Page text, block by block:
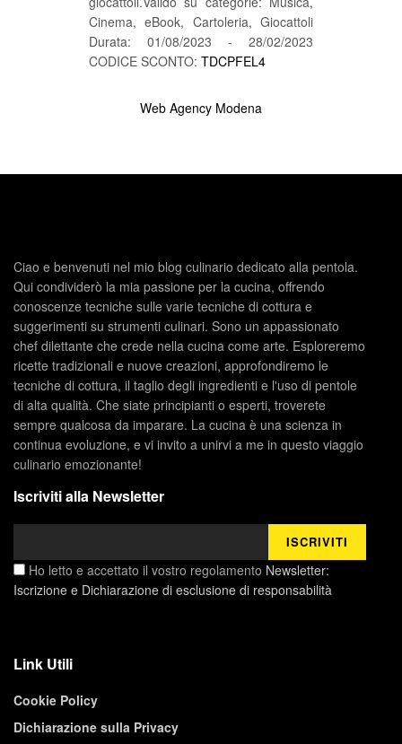
Cinema, eBook, Cartoleria, Giocattoli
Durata: 01/08/2023 - 28/02/2023
CODICE SCONTO: TDCPFEL4
Web Agency Modena
Ciao e benvenuti nel mio blog culinario dedicato alla pentola.
Qui condividerò la mia passione per la cucina, offrendo
conoscenze tecniche sulle varie tecniche di cottura e
suggerimenti su strumenti culinari. Sono un appassionato
chef dilettante che crede nella cucina come arte. Esploreremo
ricette tradizionali e nuove creazioni, approfondiremo le
tecniche di cottura, il taglio degli ingredienti e l'uso di pentole
di alta qualità. Che siate principianti o esperti, troverete
sempre qualcosa da imparare. La cucina è una scienza in
continua evoluzione, e vi invito a unirvi a me in questo viaggio
culinario emozionante!
Iscriviti alla Newsletter
Ho letto e accettato il vostro regolamento Newsletter:
Iscrizione e Dichiarazione di esclusione di responsabilità
Link Utili
Cookie Policy
Dichiarazione sulla Privacy